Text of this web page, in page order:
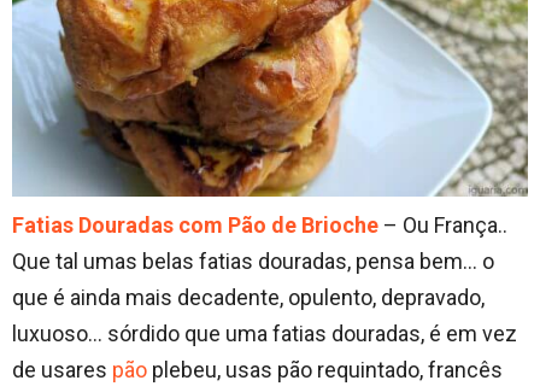
Fatias Douradas com Pão de Brioche – Ou França..
Que tal umas belas fatias douradas, pensa bem… o
que é ainda mais decadente, opulento, depravado,
luxuoso… sórdido que uma fatias douradas, é em vez
de usares pão plebeu, usas pão requintado, francês